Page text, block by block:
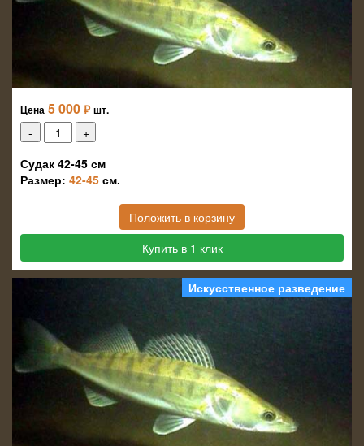
Цена 5 000 ₽ шт.
Судак 42-45 см
Размер: 42-45 см.
Положить в корзину
Купить в 1 клик
Искусственное разведение